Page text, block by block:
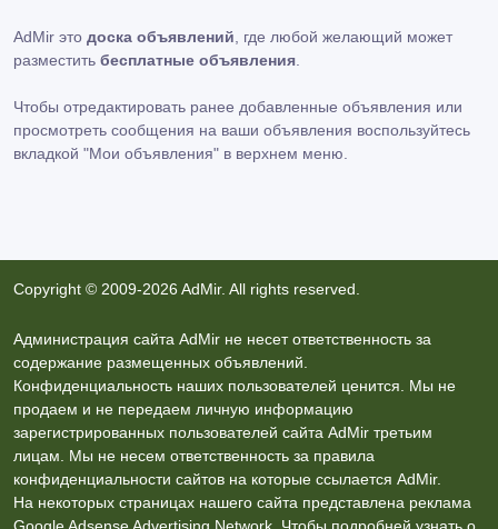
AdMir это доска объявлений , где любой желающий может
разместить бесплатные объявления
Чтобы отредактировать ранее добавленные объявления или
просмотреть сообщения на ваши объявления воспользуйтесь
вкладкой "Мои объявления" в верхнем меню.
Copyright © 2009-2026 AdMir. All rights reserved.
Администрация сайта AdMir не несет ответственность за
содержание размещенных объявлений.
Конфиденциальность наших пользователей ценится. Мы не
продаем и не передаем личную информацию
зарегистрированных пользователей сайта AdMir третьим
лицам. Мы не несем ответственность за правила
конфиденциальности сайтов на которые ссылается AdMir.
На некоторых страницах нашего сайта представлена реклама